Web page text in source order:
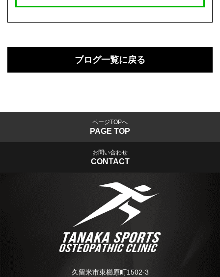
ブログ一覧に戻る
ページTOPへ
PAGE TOP
お問い合わせ
CONTACT
久留米市東櫛原町1502-3